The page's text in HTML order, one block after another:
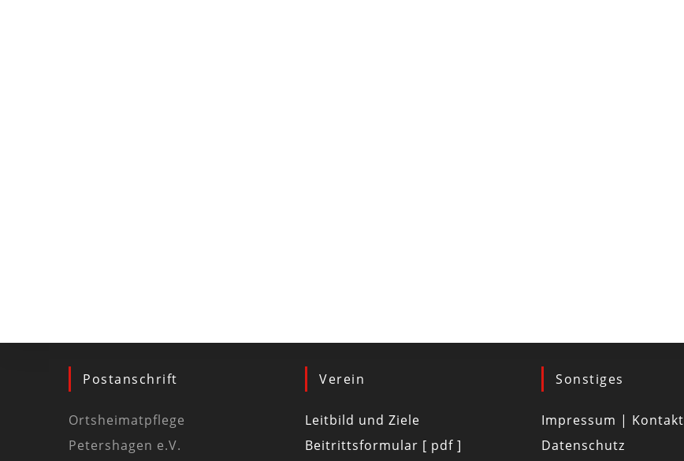
Postanschrift
Ortsheimatpflege
Petershagen e.V.
Verein
Leitbild und Ziele
Beitrittsformular [ pdf ]
Sonstiges
Impressum | Kontakt
Datenschutz